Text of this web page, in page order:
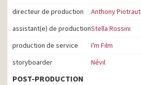
directeur de production
Anthony Piotraut
assistant(e) de productionStella Rossini
production de service
I'm Film
storyboarder
Névil
POST-PRODUCTION